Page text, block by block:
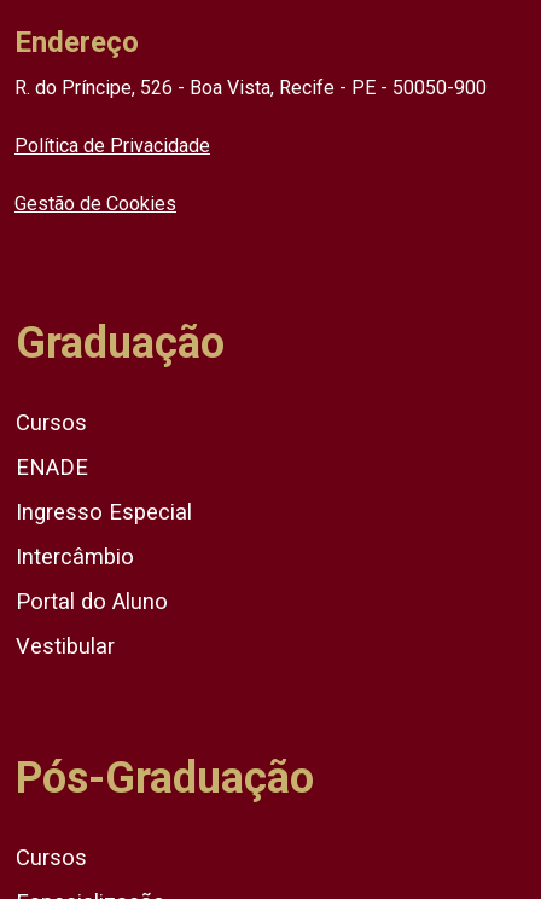
Endereço
R. do Príncipe, 526 - Boa Vista, Recife - PE - 50050-900
Política de Privacidade
Gestão de Cookies
Graduação
Cursos
ENADE
Ingresso Especial
Intercâmbio
Portal do Aluno
Vestibular
Pós-Graduação
Cursos